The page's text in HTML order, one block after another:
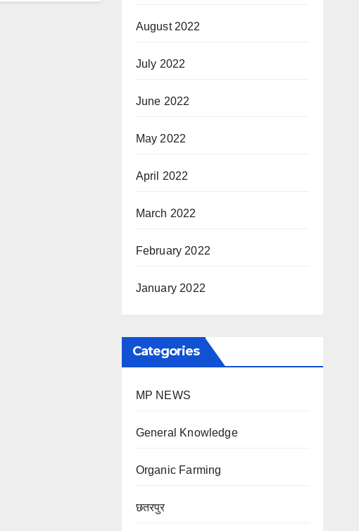
August 2022
July 2022
June 2022
May 2022
April 2022
March 2022
February 2022
January 2022
Categories
MP NEWS
General Knowledge
Organic Farming
छतरपुर